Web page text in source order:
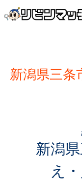
新潟県三条
新潟県
え